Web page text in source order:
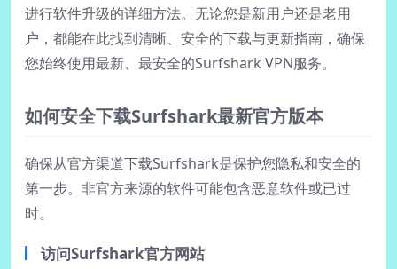
进行软件升级的详细方法。无论您是新用户还是老用
户，都能在此找到清晰、安全的下载与更新指南，确保
您始终使用最新、最安全的Surfshark VPN服务。
如何安全下载Surfshark最新官方版本
确保从官方渠道下载Surfshark是保护您隐私和安全的
第一步。非官方来源的软件可能包含恶意软件或已过
时。
访问Surfshark官方网站